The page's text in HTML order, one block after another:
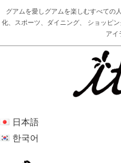
グアムを愛しグアムを楽しむすべての
化、スポーツ、ダイニング、 ショッピ
アイ
日本語
한국어